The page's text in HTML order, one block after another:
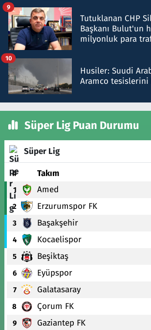
Tutuklanan CHP
Başkanı Bulut'un
milyonluk para
9
Husiler: Suudi
Aramco tesislerini
10
Süper Lig Puan Durumu
Süper Lig
# Takım
1 Amed
2 Erzurumspor FK
3 Başakşehir
4 Kocaelispor
5 Beşiktaş
6 Eyüpspor
7 Galatasaray
8 Çorum FK
9 Gaziantep FK